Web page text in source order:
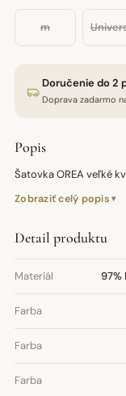
m
Doručenie do 2
Doprava zadarmo
Popis
Šatovka OREA veľké
Zobraziť celý popis
Detail produktu
Materiál 97%
Farba
Farba
Farba